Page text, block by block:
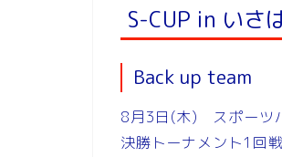
S-CUP in いさ
Back up team
8月3日(木) スポーツ
決勝トーナメント1回戦